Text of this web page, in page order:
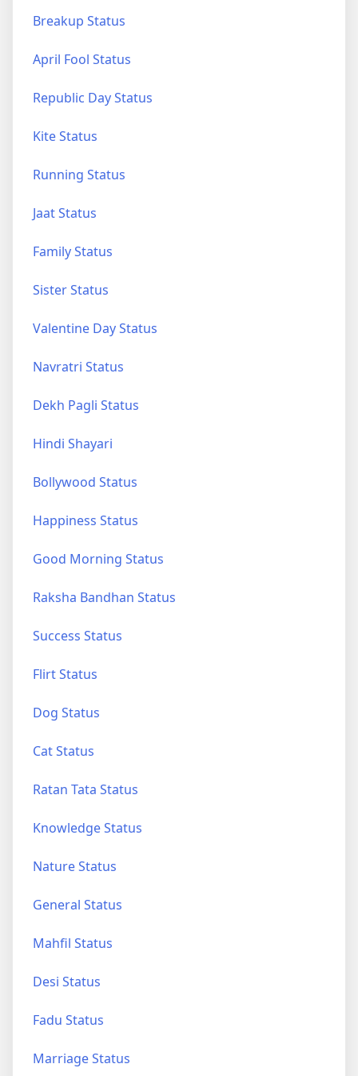
Breakup Status
April Fool Status
Republic Day Status
Kite Status
Running Status
Jaat Status
Family Status
Sister Status
Valentine Day Status
Navratri Status
Dekh Pagli Status
Hindi Shayari
Bollywood Status
Happiness Status
Good Morning Status
Raksha Bandhan Status
Success Status
Flirt Status
Dog Status
Cat Status
Ratan Tata Status
Knowledge Status
Nature Status
General Status
Mahfil Status
Desi Status
Fadu Status
Marriage Status